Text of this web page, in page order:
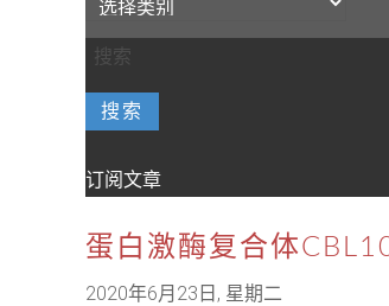
搜索
订阅文章
蛋白激酶复合体
2020年6月23日, 星期二